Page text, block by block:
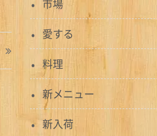
市場
愛する
料理
新メニュー
新入荷